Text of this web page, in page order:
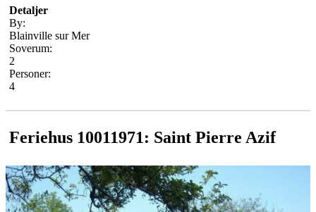
Detaljer
By:
Blainville sur Mer
Soverum:
2
Personer:
4
Feriehus 10011971: Saint Pierre Azif